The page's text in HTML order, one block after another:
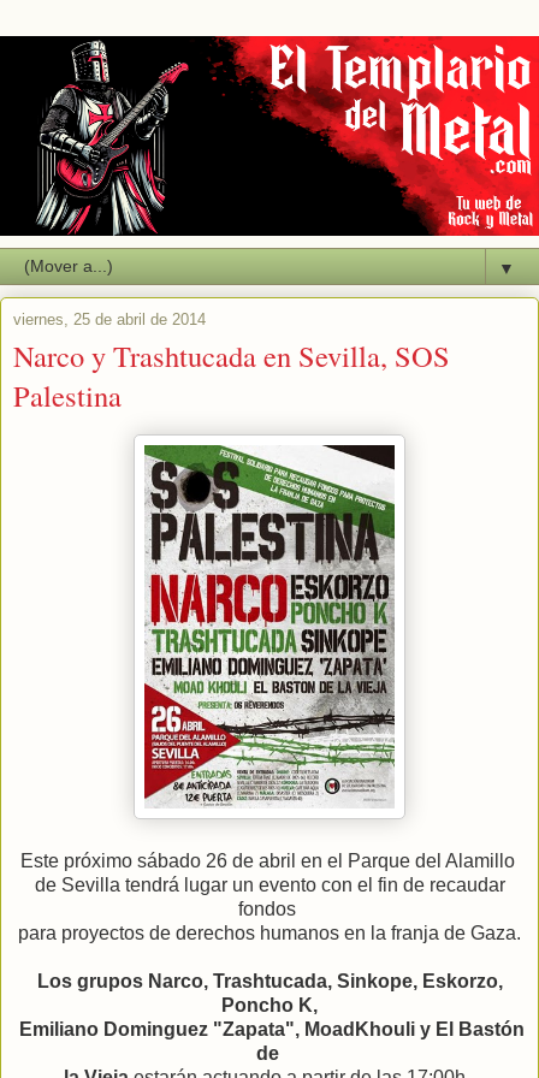
▼
viernes, 25 de abril de 2014
Narco y Trashtucada en Sevilla, SOS
Palestina
Este próximo sábado 26 de abril en el Parque del Alamillo
de Sevilla tendrá lugar un evento con el fin de recaudar
fondos
para proyectos de derechos humanos en la franja de Gaza.
Los grupos Narco, Trashtucada, Sinkope, Eskorzo,
Poncho K,
Emiliano Dominguez "Zapata", MoadKhouli y El Bastón
de